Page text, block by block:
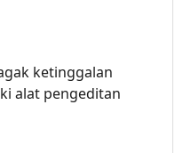
ketinggalan
alat pengeditan